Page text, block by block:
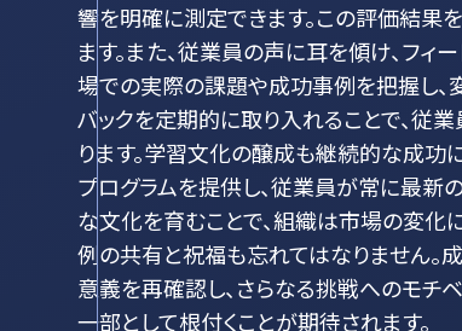
響を明確に測定できます。この評価結果
ます。また、従業員の声に耳を傾け、フィ
場での実際の課題や成功事例を把握し、
バックを定期的に取り入れることで、従
ります。学習文化の醸成も継続的な成功
プログラムを提供し、従業員が常に最新
な文化を育むことで、組織は市場の変化
例の共有と祝福も忘れてはなりません。
意義を再確認し、さらなる挑戦へのモチ
一部として根付くことが期待されます。